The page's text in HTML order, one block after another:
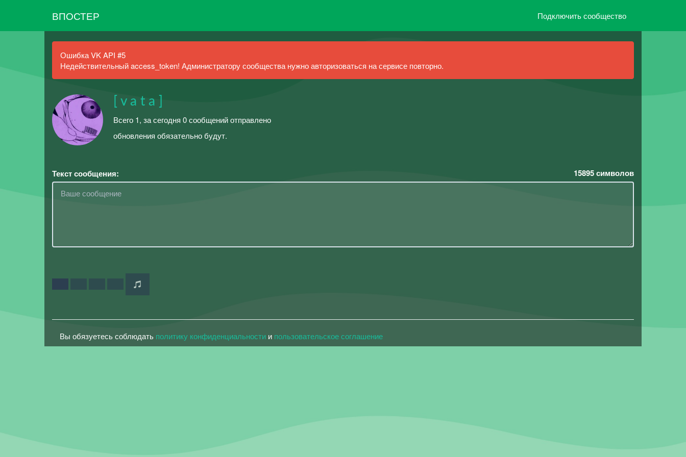
ВПОСТЕР Подключить сообщество
Ошибка VK API #5
Недействительный access_token! Администратору сообщества нужно авторизоваться на сервисе повторно.
[ v a t a ]
Всего 1, за сегодня 0 сообщений отправлено
обновления обязательно будут.
Текст сообщения: 15895символов
Вы обязуетесь соблюдать политику конфиденциальности и пользовательское соглашение